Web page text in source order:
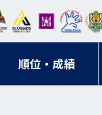
順位・成績
キン
ス大
阪
エゾハ